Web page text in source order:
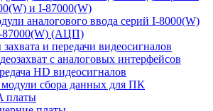
и I-87000(W)
аналогового ввода серий I-8000(W)
87000(W) (АЦП)
и передачи видеосигналов
с аналоговых интерфейсов
HD видеосигналов
сбора данных для ПК
платы